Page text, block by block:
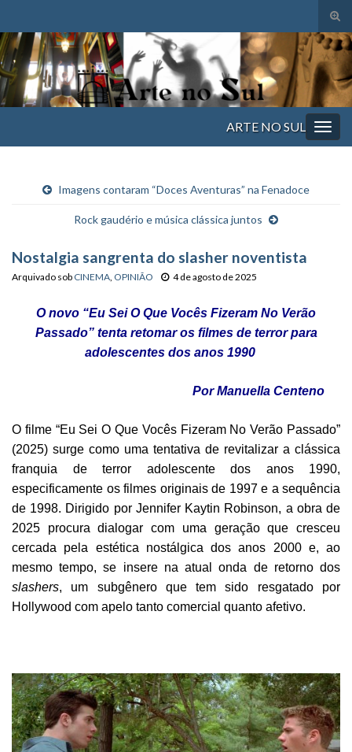
de
Search for:
ARTE NO SUL
Imagens contaram “Doces Aventuras” na Fenadoce
Rock gaudério e música clássica juntos
Nostalgia sangrenta do slasher noventista
Arquivado sob CINEMA OPINIÃO 4 de agosto de 2025
O novo “Eu Sei O Que Vocês Fizeram No Verão
Passado” tenta retomar os filmes de terror para
adolescentes dos anos 1990
Por Manuella Centeno
O filme “Eu Sei O Que Vocês Fizeram No Verão Passado”
(2025) surge como uma tentativa de revitalizar a clássica
franquia de terror adolescente dos anos 1990,
especificamente os filmes originais de 1997 e a sequência
de 1998. Dirigido por Jennifer Kaytin Robinson, a obra de
2025 procura dialogar com uma geração que cresceu
cercada pela estética nostálgica dos anos 2000 e, ao
mesmo tempo, se insere na atual onda de retorno dos
slashers, um subgênero que tem sido resgatado por
Hollywood com apelo tanto comercial quanto afetivo.